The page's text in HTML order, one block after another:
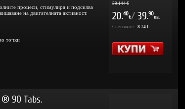
процеси, стимулира и подсилва
на двигателната активност.
точки
29.144 €
20.40
€/ 39.90
лв.
Спестявате : 8.74 €
90 Tabs.